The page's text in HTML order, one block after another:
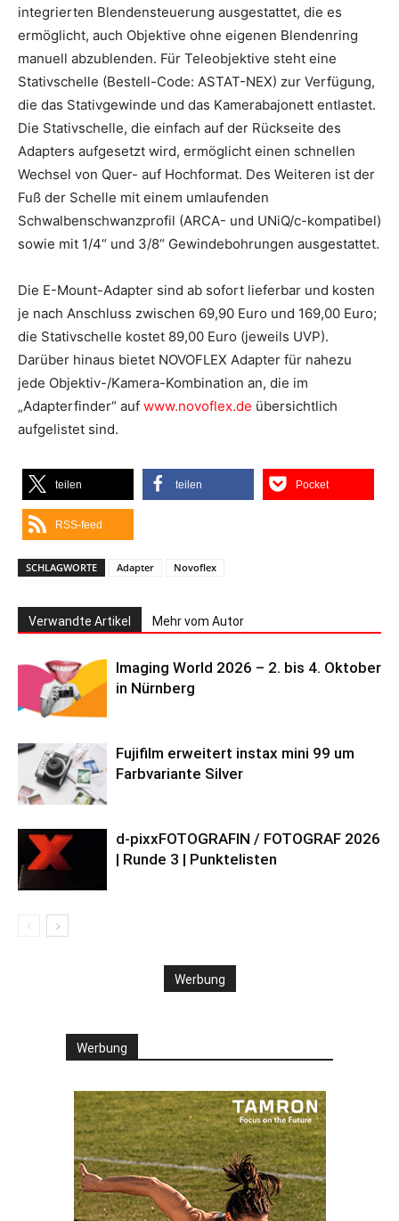
integrierten Blendensteuerung ausgestattet, die es
ermöglicht, auch Objektive ohne eigenen Blendenring
manuell abzublenden. Für Teleobjektive steht eine
Stativschelle (Bestell-Code: ASTAT-NEX) zur Verfügung,
die das Stativgewinde und das Kamerabajonett entlastet.
Die Stativschelle, die einfach auf der Rückseite des
Adapters aufgesetzt wird, ermöglicht einen schnellen
Wechsel von Quer- auf Hochformat. Des Weiteren ist der
Fuß der Schelle mit einem umlaufenden
Schwalbenschwanzprofil (ARCA- und UNiQ/c-kompatibel)
sowie mit 1/4“ und 3/8“ Gewindebohrungen ausgestattet.
Die E-Mount-Adapter sind ab sofort lieferbar und kosten
je nach Anschluss zwischen 69,90 Euro und 169,00 Euro;
die Stativschelle kostet 89,00 Euro (jeweils UVP).
Darüber hinaus bietet NOVOFLEX Adapter für nahezu
jede Objektiv-/Kamera-Kombination an, die im
„Adapterfinder“ auf www.novoflex.de übersichtlich
aufgelistet sind.
teilen teilen Pocket
RSS-feed
SCHLAGWORTE Adapter Novoflex
Verwandte Artikel Mehr vom Autor
Imaging World 2026 – 2. bis 4. Oktober
in Nürnberg
Fujifilm erweitert instax mini 99 um
Farbvariante Silver
d-pixxFOTOGRAFIN / FOTOGRAF 2026
| Runde 3 | Punktelisten
Werbung
Werbung